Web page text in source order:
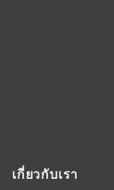
เกี่ยวกับเรา